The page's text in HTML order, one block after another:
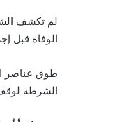
لم تكشف
الوفاة قبل
طوق عناصر
الشرطة